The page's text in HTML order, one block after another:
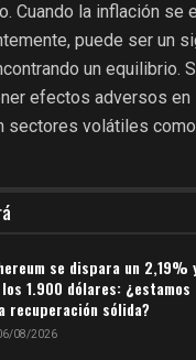
Cuando la inflación se
puede ser un
un equilibrio.
efectos adversos en
sectores volátiles
se dispara un
los 1.900 dólares:
recuperación sólida?
08/2026